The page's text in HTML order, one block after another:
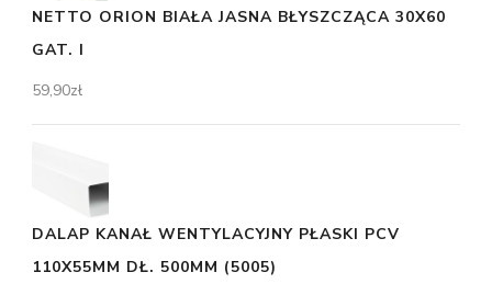
NETTO ORION BIAŁA JASNA BŁYSZCZĄCA 30X60
GAT. I
59,90zł
DALAP KANAŁ WENTYLACYJNY PŁASKI PCV
110X55MM DŁ. 500MM (5005)